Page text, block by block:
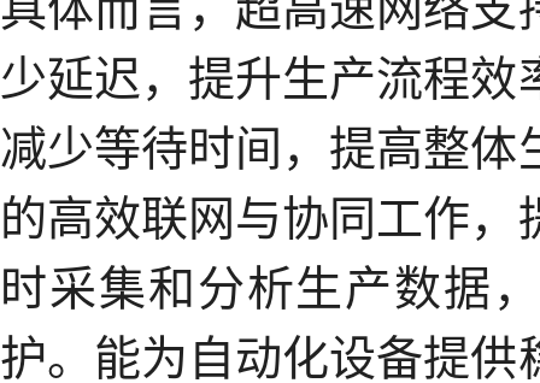
少延迟，提升生产流程
减少等待时间，提高整
的高效联网与协同工作
时采集和分析生产数据
护。能为自动化设备提